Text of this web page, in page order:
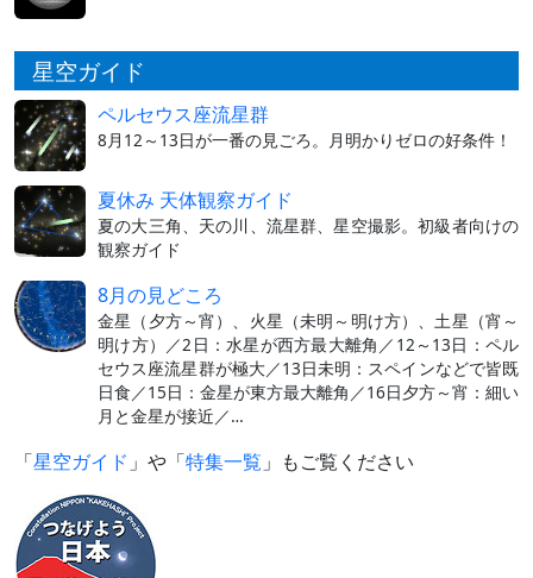
星空ガイド
ペルセウス座流星群
8月12～13日が一番の見ごろ。月明かりゼロの好条件！
夏休み 天体観察ガイド
夏の大三角、天の川、流星群、星空撮影。初級者向けの
観察ガイド
8月の見どころ
金星（夕方～宵）、火星（未明～明け方）、土星（宵～
明け方）／2日：水星が西方最大離角／12～13日：ペル
セウス座流星群が極大／13日未明：スペインなどで皆既
日食／15日：金星が東方最大離角／16日夕方～宵：細い
月と金星が接近／…
「星空ガイド 」や「特集一覧 」もご覧ください